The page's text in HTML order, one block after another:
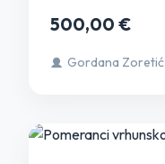
500,00 €
Gordana Zoretić